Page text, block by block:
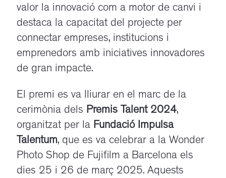
valor la innovació com a motor de canvi i
destaca la capacitat del projecte per
connectar empreses, institucions i
emprenedors amb iniciatives innovadores
de gran impacte.
El premi es va lliurar en el marc de la
cerimònia dels Premis Talent 2024,
organitzat per la Fundació Impulsa
Talentum, que es va celebrar a la Wonder
Photo Shop de Fujifilm a Barcelona els
dies 25 i 26 de març 2025. Aquests